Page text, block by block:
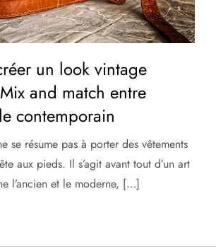
un look vintage
and match entre
contemporain
se résume pas à porter des vêtements
aux pieds. Il s’agit avant tout d’un art
l’ancien et le moderne, […]